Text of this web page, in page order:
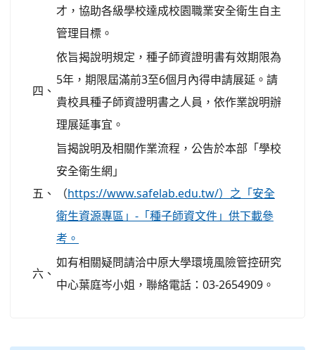
才，協助各級學校達成校園職業安全衛生自主
管理目標。
四、
依旨揭說明規定，種子師資證明書有效期限為
5年，期限屆滿前3至6個月內得申請展延。請
貴校具種子師資證明書之人員，依作業說明辦
理展延事宜。
五、
旨揭說明及相關作業流程，公告於本部「學校
安全衛生網」
（https://www.safelab.edu.tw/）之「安全
衛生資源專區」-「種子師資文件」供下載參
考。
六、
如有相關疑問請洽中原大學環境風險管控研究
中心葉庭岑小姐，聯絡電話：03-2654909。